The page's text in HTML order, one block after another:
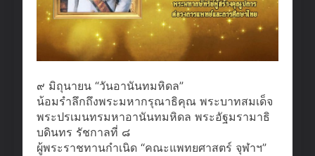
๙ มิถุนายน “วันอานันทมหิดล”
น้อมรำลึกถึงพระมหากรุณาธิคุณ พระบาทสมเด็จ
พระปรเมนทรมหาอานันทมหิดล พระอัฐมรามาธิ
บดินทร รัชกาลที่ ๘
ผู้พระราชทานกำเนิด “คณะแพทยศาสตร์ จุฬาฯ”